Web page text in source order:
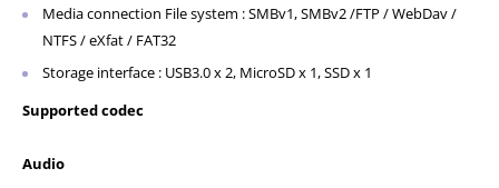
Media connection File system : SMBv1, SMBv2 /FTP / WebDav /
NTFS / eXfat / FAT32
Storage interface : USB3.0 x 2, MicroSD x 1, SSD x 1
Supported codec
Audio